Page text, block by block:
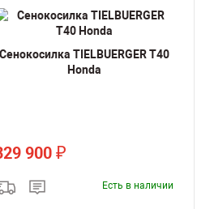
Сенокосилка TIELBUERGER T40
Honda
900 ₽
Есть в наличии